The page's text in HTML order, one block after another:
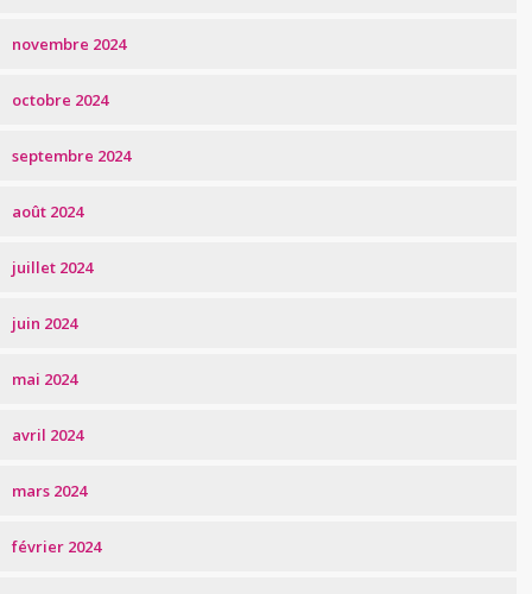
novembre 2024
octobre 2024
septembre 2024
août 2024
juillet 2024
juin 2024
mai 2024
avril 2024
mars 2024
février 2024